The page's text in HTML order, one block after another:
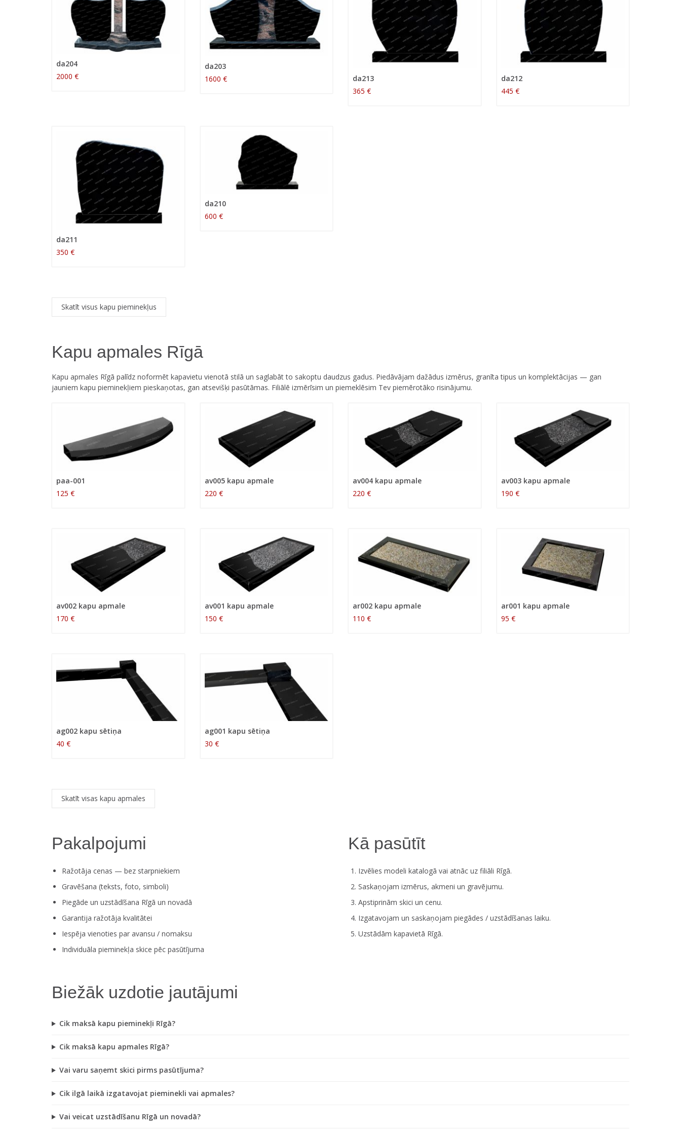
da204
2000 €
da203
1600 €
da213
365 €
da212
445 €
da211
350 €
da210
600 €
Skatīt visus kapu pieminekļus
Kapu apmales Rīgā
Kapu apmales Rīgā palīdz noformēt kapavietu vienotā stilā un saglabāt to sakoptu daudzus gadus. Piedāvājam dažādus izmērus, granīta tipus un komplektācijas — gan
jauniem kapu pieminekļiem pieskaņotas, gan atsevišķi pasūtāmas. Filiālē izmērīsim un piemeklēsim Tev piemērotāko risinājumu.
paa-001
125 €
av005 kapu apmale
220 €
av004 kapu apmale
220 €
av003 kapu apmale
190 €
av002 kapu apmale
170 €
av001 kapu apmale
150 €
ar002 kapu apmale
110 €
ar001 kapu apmale
95 €
ag002 kapu sētiņa
40 €
ag001 kapu sētiņa
30 €
Skatīt visas kapu apmales
Pakalpojumi
Ražotāja cenas — bez starpniekiem
Gravēšana (teksts, foto, simboli)
Piegāde un uzstādīšana Rīgā un novadā
Garantija ražotāja kvalitātei
Iespēja vienoties par avansu / nomaksu
Individuāla pieminekļa skice pēc pasūtījuma
Kā pasūtīt
Izvēlies modeli katalogā vai atnāc uz filiāli Rīgā.
Saskaņojam izmērus, akmeni un gravējumu.
Apstiprinām skici un cenu.
Izgatavojam un saskaņojam piegādes / uzstādīšanas laiku.
Uzstādām kapavietā Rīgā.
Biežāk uzdotie jautājumi
Cik maksā kapu pieminekļi Rīgā?
Cik maksā kapu apmales Rīgā?
Vai varu saņemt skici pirms pasūtījuma?
Cik ilgā laikā izgatavojat pieminekli vai apmales?
Vai veicat uzstādīšanu Rīgā un novadā?